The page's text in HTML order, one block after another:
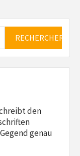
den
genau